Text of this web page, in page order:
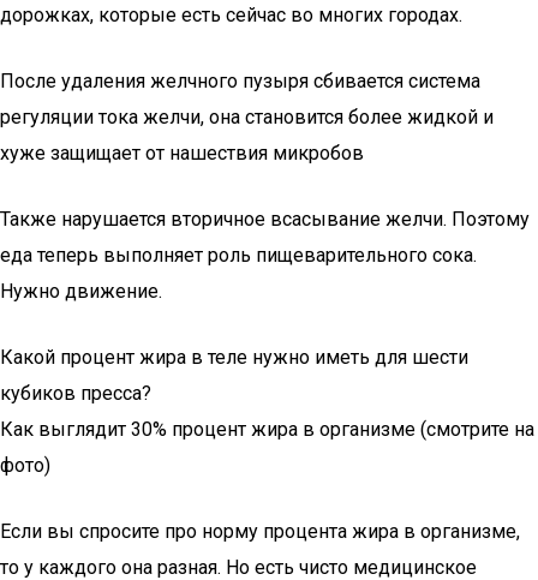
дорожках, которые есть сейчас во многих городах.
После удаления желчного пузыря сбивается система
регуляции тока желчи, она становится более жидкой и
хуже защищает от нашествия микробов
Также нарушается вторичное всасывание желчи. Поэтому
еда теперь выполняет роль пищеварительного сока.
Нужно движение.
Какой процент жира в теле нужно иметь для шести
кубиков пресса?
Как выглядит 30% процент жира в организме (смотрите на
фото)
Если вы спросите про норму процента жира в организме,
то у каждого она разная. Но есть чисто медицинское